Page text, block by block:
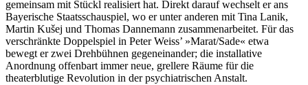
gemeinsam mit Stückl realisiert hat. Direkt darauf wechselt er ans
Bayerische Staatsschauspiel, wo er unter anderen mit Tina Lanik,
Martin Kušej und Thomas Dannemann zusammenarbeitet. Für das
verschränkte Doppelspiel in Peter Weiss’ »Marat/Sade« etwa
bewegt er zwei Drehbühnen gegeneinander; die installative
Anordnung offenbart immer neue, grellere Räume für die
theaterblutige Revolution in der psychiatrischen Anstalt.